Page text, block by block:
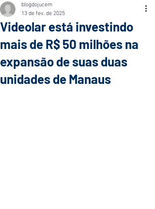
Videolar está investindo
mais de R$ 50 milhões na
expansão de suas duas
unidades de Manaus
blogdojucem
13 de fev. de 2025